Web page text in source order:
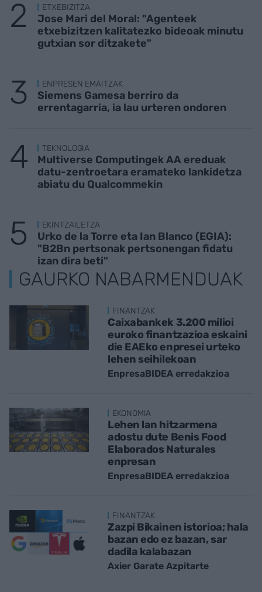
ETXEBIZITZA
Jose Mari del Moral: "Agenteek
etxebizitzen kalitatezko bideoak minutu
gutxian sor ditzakete"
ENPRESEN EMAITZAK
Siemens Gamesa berriro da
errentagarria, ia lau urteren ondoren
TEKNOLOGIA
Multiverse Computingek AA ereduak
datu-zentroetara eramateko lankidetza
abiatu du Qualcommekin
EKINTZAILETZA
Urko de la Torre eta Ian Blanco (EGIA):
"B2Bn pertsonak pertsonengan fidatu
izan dira beti"
GAURKO NABARMENDUAK
FINANTZAK
Caixabankek 3.200 milioi
euroko finantzazioa eskaini
die EAEko enpresei urteko
lehen seihilekoan
EnpresaBIDEA erredakzioa
EKONOMIA
Lehen lan hitzarmena
adostu dute Benis Food
Elaborados Naturales
enpresan
EnpresaBIDEA erredakzioa
FINANTZAK
Zazpi Bikainen istorioa; hala
bazan edo ez bazan, sar
dadila kalabazan
Axier Garate Azpitarte